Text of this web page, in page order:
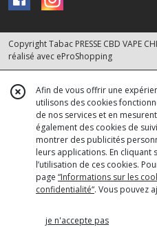
Copyright Tabac PRESSE CBD VAPE
réalisé avec eProShopping
Afin de vous offrir une
utilisons des cookies
de nos services et en
également des cookies de
montrer des publicités
leurs applications. En cliquant
l’utilisation de ces cookies.
page “Informations sur les
confidentialité“. Vous pouvez
je n'accepte pas